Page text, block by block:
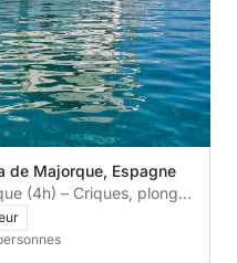
de Majorque, Espagne
(4h) – Criques, plongée